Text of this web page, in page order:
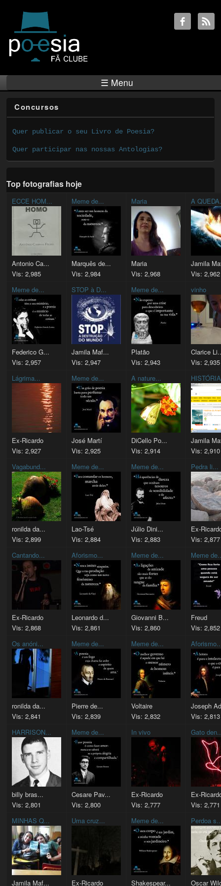
☰ Menu
Concursos
Quer publicar o seu Livro de Poesia?
Quer participar nas nossas Antologias?
Top fotografias hoje
ECCE HOM...
Antonio Ca...
Vis: 2,985
Meme de...
Marquês de...
Vis: 2,984
Maria
Maria
Vis: 2,968
A
Jamila
Vis: 2,962
Meme de...
Federico G...
Vis: 2,957
STOP à D...
Jamila Maf...
Vis: 2,947
Meme de...
Platão
Vis: 2,943
vinho
Clarice
Vis: 2,935
Lágrima...
Ex-Ricardo
Vis: 2,927
Meme de...
José Martí
Vis: 2,925
A nature...
DiCello Po...
Vis: 2,914
Jamila
Vis: 2,910
Vagabund...
ronilda da...
Vis: 2,899
Meme de...
Lao-Tsé
Vis: 2,884
Meme de...
Júlio Dini...
Vis: 2,883
Pedra li...
Ex-
Vis: 2,877
Cantando...
Ex-Ricardo
Vis: 2,868
Aforismo...
Leonardo d...
Vis: 2,861
Meme de...
Giovanni B...
Vis: 2,860
Meme
Freud
Vis: 2,852
Os anóni...
ronilda da...
Vis: 2,841
Meme de...
Pierre de...
Vis: 2,839
Meme de...
Voltaire
Vis: 2,832
Joseph
Vis: 2,813
HARRISON...
billy bras...
Vis: 2,801
Meme de...
Cesare Pav...
Vis: 2,800
In vivo
Ex-Ricardo
Vis: 2,777
Gato
Ex-
Vis: 2,771
MINHAS Q...
Jamila Maf...
Uma cruz...
Ex-Ricardo
Meme de...
Shakespear...
Perdoa
Oscar